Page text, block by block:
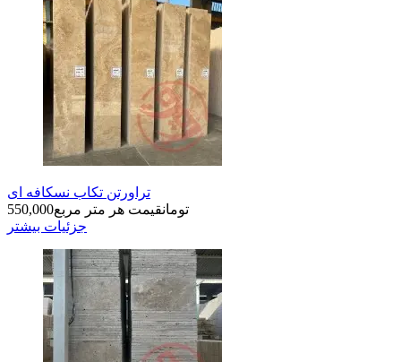
تراورتن تکاب نسکافه ای
550,000
تومانقیمت هر متر مربع
جزئیات بیشتر